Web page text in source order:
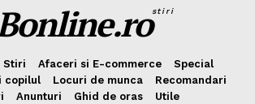
stiri
Stiri Afaceri si E-commerce
Special
copilul Locuri de munca
Recomandari
Anunturi Ghid de oras Utile